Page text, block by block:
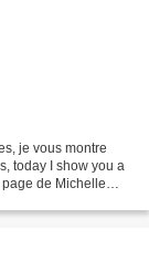
je vous montre
today I show you a
de Michelle